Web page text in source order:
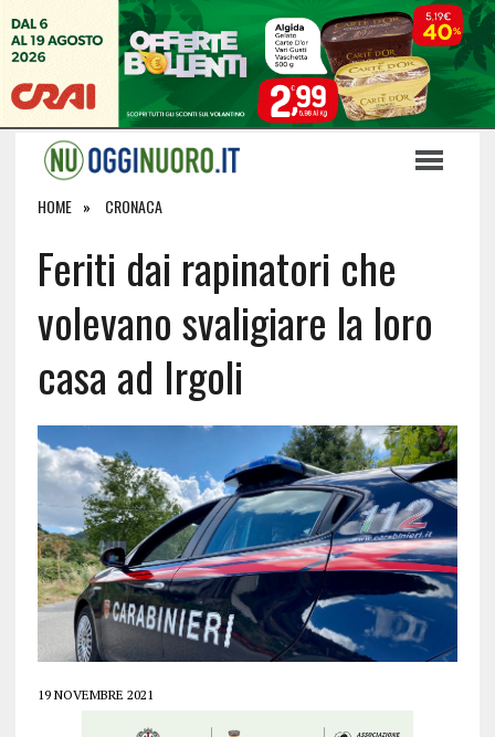
HOME CRONACA
Feriti dai rapinatori che
volevano svaligiare la loro
casa ad Irgoli
19 NOVEMBRE 2021